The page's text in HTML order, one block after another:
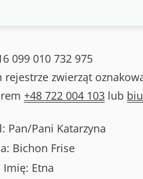
099 010 732 975
zwierząt
+48 722 004 103 lub
Pan/Pani Katarzyna
Bichon Frise
Imię: Etna